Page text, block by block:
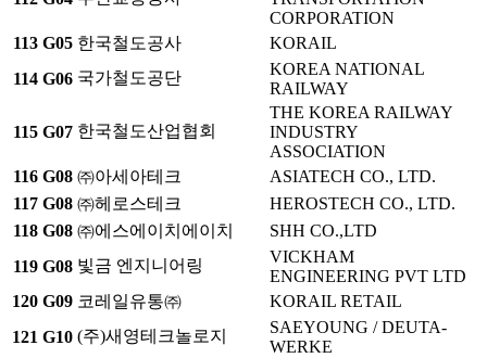
CORPORATION
113 G05 한국철도공사
KORAIL
114 G06 국가철도공단
KOREA NATIONAL
RAILWAY
115 G07 한국철도산업협회
THE KOREA RAILWAY
INDUSTRY
ASSOCIATION
116 G08 ㈜아세아테크
ASIATECH CO., LTD.
117 G08 ㈜헤로스테크
HEROSTECH CO., LTD.
118 G08 ㈜에스에이치에이치
SHH CO.,LTD
119 G08 빛금 엔지니어링
VICKHAM
ENGINEERING PVT LTD
120 G09 코레일유통㈜
KORAIL RETAIL
121 G10 (주)새영테크놀로지
SAEYOUNG / DEUTA-
WERKE